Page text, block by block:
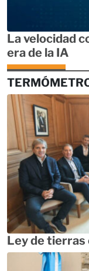
La velocidad
era de la IA
Ley de tierras